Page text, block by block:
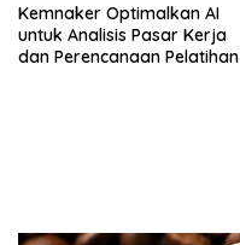
Kemnaker Optimalkan AI
untuk Analisis Pasar Kerja
dan Perencanaan Pelatihan